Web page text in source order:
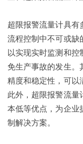
超限报警流量计具
流程控制中不可或缺
以实现实时监测和
免生产事故的发生
精度和稳定性，可以
此外，超限报警流
本低等优点，为企业
制解决方案。